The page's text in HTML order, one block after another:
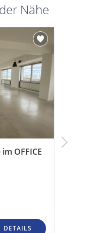
Nähe
OFFICE
DETAILS